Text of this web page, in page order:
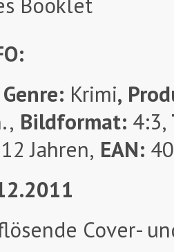
Genre: Krimi,
Bildformat: 4:3,
Jahren, EAN:
Cover-